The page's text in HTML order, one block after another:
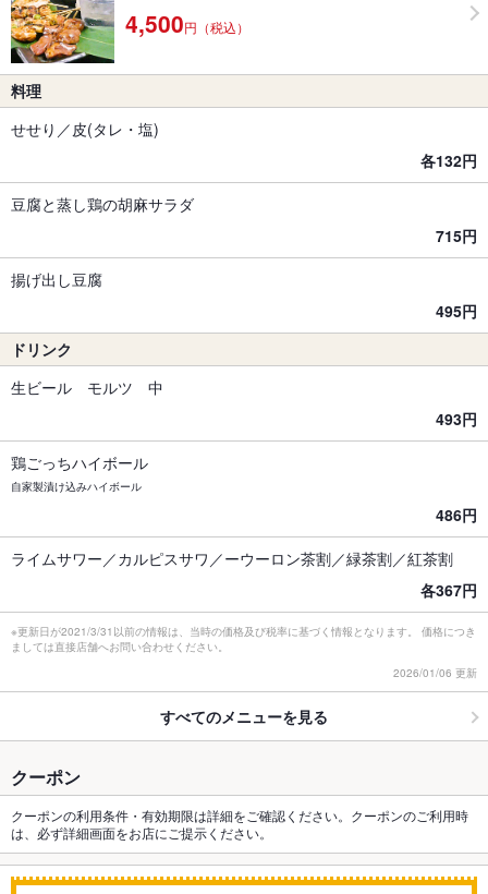
4,500円（税込）
料理
せせり／皮(タレ・塩)
各132円
豆腐と蒸し鶏の胡麻サラダ
715円
揚げ出し豆腐
495円
ドリンク
生ビール モルツ 中
493円
鶏ごっちハイボール
自家製漬け込みハイボール
486円
ライムサワー／カルピスサワ／ーウーロン茶割／緑茶割／紅茶割
各367円
※更新日が2021/3/31以前の情報は、当時の価格及び税率に基づく情報となります。 価格につき
ましては直接店舗へお問い合わせください。
2026/01/06 更新
すべてのメニューを見る
クーポン
クーポンの利用条件・有効期限は詳細をご確認ください。クーポンのご利用時
は、必ず詳細画面をお店にご提示ください。